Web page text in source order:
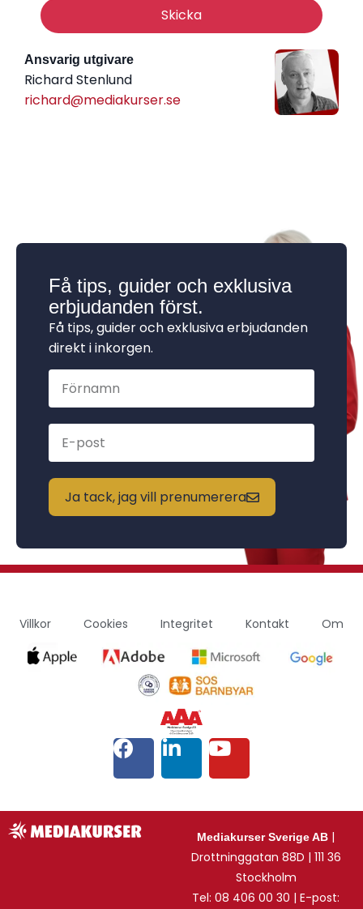
Skicka
Ansvarig utgivare
Richard Stenlund
richard@mediakurser.se
Få tips, guider och exklusiva
erbjudanden först.
Få tips, guider och exklusiva erbjudanden
direkt i inkorgen.
Ja tack, jag vill prenumerera
Villkor Cookies Integritet Kontakt Om
Mediakurser Sverige AB |
Drottninggatan 88D | 111 36
Stockholm
Tel: 08 406 00 30 | E-post: